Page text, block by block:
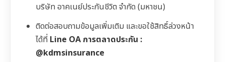
บริษัท อาคเนย์ประกันชีวิต จำกัด (มหาชน)
ติดต่อสอบถามข้อมูลเพิ่มเติม และขอใช้สิทธิ์ล่วงหน้า
ได้ที่ Line OA การตลาดประกัน :
@kdmsinsurance